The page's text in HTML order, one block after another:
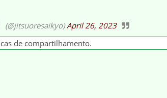
(@jitsuoresaikyo)April 26, 2023
de compartilhamento.